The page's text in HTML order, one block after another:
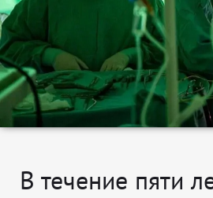
В течение пяти